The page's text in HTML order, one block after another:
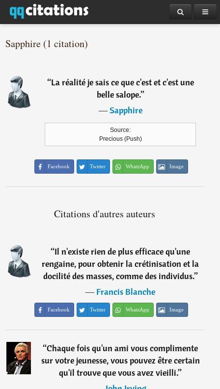
Sapphire (1 citation)
“La réalité je sais ce que c'est et c'est une
belle salope.”
―Sapphire
Source:
Precious (Push)
Facebook Twitter WhatsApp Image
Citations d'autres auteurs
“Il n'existe rien de plus efficace qu'une
rengaine, pour obtenir la crétinisation et la
docilité des masses, comme des individus.”
―Francis Blanche
Facebook Twitter WhatsApp Image
“Chaque fois qu'un ami vous complimente
sur votre jeunesse, vous pouvez être certain
qu'il trouve que vous avez vieilli.”